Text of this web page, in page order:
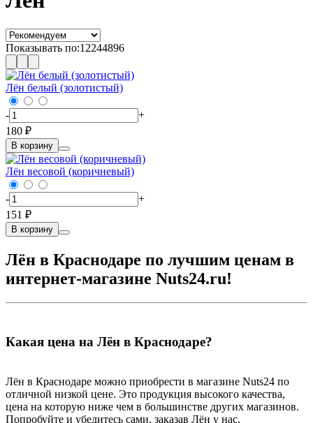
Показывать по:12244896
Лён белый (золотистый)
-
+
180 ₽
В корзину
Лён весовой (коричневый)
-
+
151 ₽
В корзину
Лён в Краснодаре по лучшим ценам в
интернет-магазине Nuts24.ru!
Какая цена на Лён в Краснодаре?
Лён в Краснодаре можно приобрести в магазине Nuts24 по
отличной низкой цене. Это продукция высокого качества,
цена на которую ниже чем в большинстве других магазинов.
Попробуйте и убедитесь сами, заказав Лён у нас.